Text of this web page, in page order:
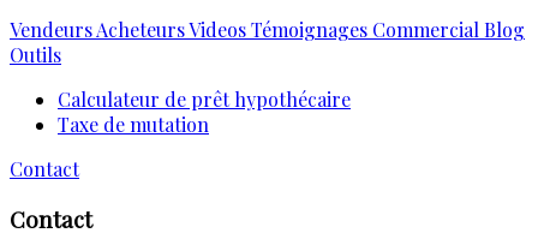
VendeursAcheteursVideosTémoignages CommercialBlog
Outils
Calculateur de prêt hypothécaire
Taxe de mutation
Contact
Contact